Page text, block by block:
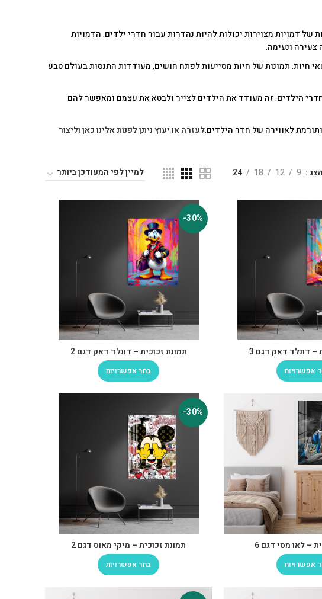
של דמויות מצוירות יכולות להיות נהדרות עבור חדרי ילדים. הדמויות
צעירה ונעימה.
חיות. תמונות של חיות מסייעות לפתח חושים, מעודדות התנסות בעולם טבע
הילדים. זה מעודד את הילדים לצייר ולבטא את עצמם ומאפשר להם
לאווירה של חדר הילדים.לעזרה או יעוץ ניתן לפנות אלינו כאן וליצור
הצג 9
12
18
24
– דונלד דאק דגם 3
אפשרויות
-30%
תמונת זכוכית – דונלד דאק דגם 2
בחר אפשרויות
– לאו מסי דגם 6
אפשרויות
-30%
תמונת זכוכית – מיקי מאוס דגם 2
בחר אפשרויות